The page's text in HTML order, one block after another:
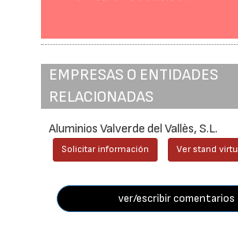
EMPRESAS O ENTIDADES
RELACIONADAS
Aluminios Valverde del Vallès, S.L.
Solicitar información Ver stand
ver/escribir comentarios